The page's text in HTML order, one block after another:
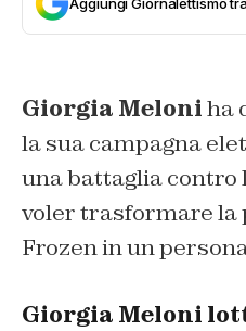
Aggiungi Giornalettismo
Giorgia Meloniha
la sua campagna
una battaglia contro
voler trasformare la
Frozen in un
Giorgia Meloni